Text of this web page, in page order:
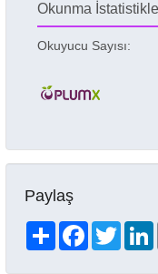
Okunma
Okuyucu Sayısı:
Paylaş
ShareFacebookTwitter